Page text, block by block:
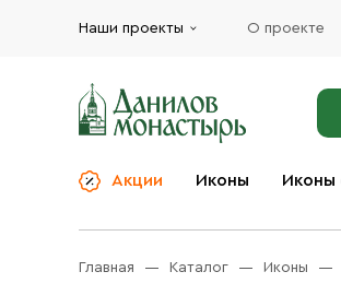
Наши проекты О проекте
Акции Иконы Иконы
Церковная утварь
Бренды
Главная Каталог Иконы